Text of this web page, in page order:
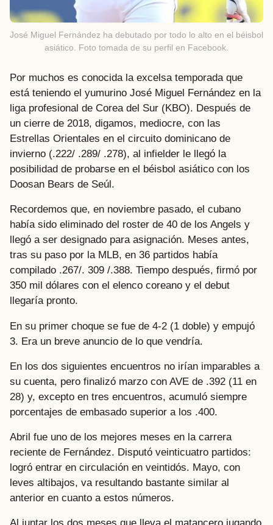
José Miguel Fernández ha debutado por todo lo alto en el béisbol
asiático. Foto tomada de su perfil en Facebook.
Por muchos es conocida la excelsa temporada que
está teniendo el yumurino José Miguel Fernández en la
liga profesional de Corea del Sur (KBO). Después de
un cierre de 2018, digamos, mediocre, con las
Estrellas Orientales en el circuito dominicano de
invierno (.222/ .289/ .278), al infielder le llegó la
posibilidad de probarse en el béisbol asiático con los
Doosan Bears de Seúl.
Recordemos que, en noviembre pasado, el cubano
había sido eliminado del roster de 40 de los Angels y
llegó a ser designado para asignación. Meses antes,
tras su paso por la MLB, en 36 partidos había
compilado .267/. 309 /.388. Tiempo después, firmó por
350 mil dólares con el elenco coreano y el debut
llegaría pronto.
En su primer choque se fue de 4-2 (1 doble) y empujó
3. Era un breve anuncio de lo que vendría.
En los dos siguientes encuentros no irían imparables a
su cuenta, pero finalizó marzo con AVE de .392 (11 en
28) y, excepto en tres encuentros, acumuló siempre
porcentajes de embasado superior a los .400.
Abril fue uno de los mejores meses en la carrera
reciente de Fernández. Disputó veinticuatro partidos:
logró entrar en circulación en veintidós. Mayo, con
leves altibajos, va resultando bastante similar al
anterior en cuanto a estos números.